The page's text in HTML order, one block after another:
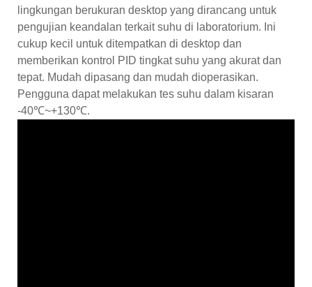
lingkungan berukuran desktop yang dirancang untuk
pengujian keandalan terkait suhu di laboratorium. Ini
cukup kecil untuk ditempatkan di desktop dan
memberikan kontrol PID tingkat suhu yang akurat dan
tepat. Mudah dipasang dan mudah dioperasikan.
Pengguna dapat melakukan tes suhu dalam kisaran
-40℃~+130℃.